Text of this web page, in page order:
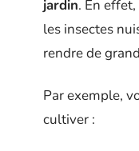
jardin. En
les insectes
rendre de
Par exemple,
cultiver :